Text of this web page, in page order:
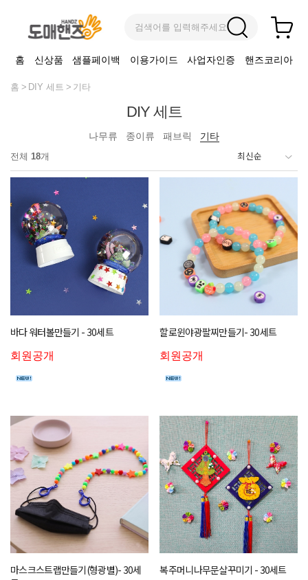
검색어를 입력해주세요
홈 신상품 샘플페이백 이용가이드 사업자인증 핸즈코리아
홈 DIY 세트 기타
DIY 세트
나무류 종이류 패브릭 기타
전체 18개
바다 워터볼만들기 - 30세트
회원공개
할로윈야광팔찌만들기- 30세트
회원공개
마스크스트랩만들기(형광별)- 30세
복주머니나무문살꾸미기 - 30세트